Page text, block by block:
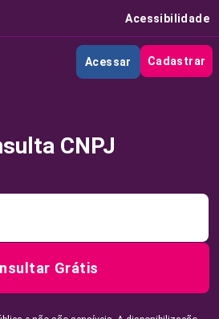
Acessibilidade
Acessar Cadastrar
CNPJ
Grátis